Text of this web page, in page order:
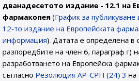
дванадесетото издание - 12.1 на
фармакопея (График за публикуване
12-то издание на Европейската
информация). Датата е определена в
разпоредбите на член 6, параграф г)
разработването на Европейска
съгласно Резолюция AP-CPH (24) 3 на